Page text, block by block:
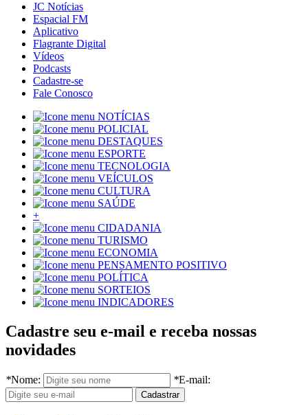
JC Notícias
Espacial FM
Aplicativo
Flagrante Digital
Vídeos
Podcasts
Cadastre-se
Fale Conosco
NOTÍCIAS
POLICIAL
DESTAQUES
ESPORTE
TECNOLOGIA
VEÍCULOS
CULTURA
SAÚDE
+
CIDADANIA
TURISMO
ECONOMIA
PENSAMENTO POSITIVO
POLÍTICA
SORTEIOS
INDICADORES
Cadastre seu e-mail e receba nossas
novidades
*Nome: *E-mail: